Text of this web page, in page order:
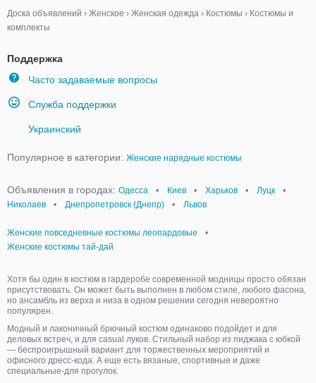
Доска объявлений › Женское › Женская одежда › Костюмы › Костюмы и
комплекты
Поддержка
Часто задаваемые вопросы
Служба поддержки
Украинский
Популярное в категории: Женские нарядные костюмы
Объявления в городах: Одесса • Киев • Харьков • Луцк
•
Николаев
• Днепропетровск (Днепр) • Львов
Женские повседневные костюмы леопардовые
•
Женские костюмы тай-дай
Хотя бы один в костюм в гардеробе современной модницы просто обязан
присутствовать. Он может быть выполнен в любом стиле, любого фасона,
но ансамбль из верха и низа в одном решении сегодня невероятно
популярен.
Модный и лаконичный брючный костюм одинаково подойдет и для
деловых встреч, и для casual луков. Стильный набор из пиджака с юбкой
— беспроигрышный вариант для торжественных мероприятий и
офисного дресс-кода. А еще есть вязаные, спортивные и даже
специальные-для прогулок.